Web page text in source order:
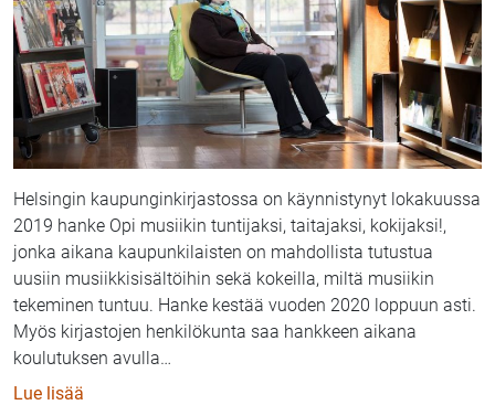
Helsingin kaupunginkirjastossa on käynnistynyt lokakuussa
2019 hanke Opi musiikin tuntijaksi, taitajaksi, kokijaksi!,
jonka aikana kaupunkilaisten on mahdollista tutustua
uusiin musiikkisisältöihin sekä kokeilla, miltä musiikin
tekeminen tuntuu. Hanke kestää vuoden 2020 loppuun asti.
Myös kirjastojen henkilökunta saa hankkeen aikana
koulutuksen avulla …
Lue lisää